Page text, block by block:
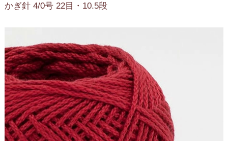
かぎ針 4/0号 22目・10.5段